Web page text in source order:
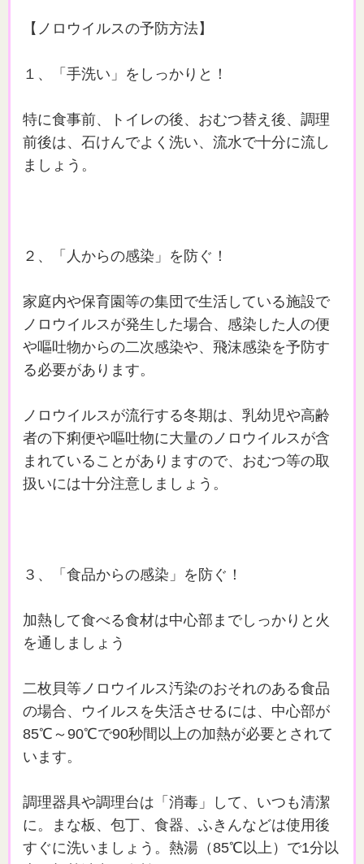
【ノロウイルスの予防方法】
１、「手洗い」をしっかりと！
特に食事前、トイレの後、おむつ替え後、調理
前後は、石けんでよく洗い、流水で十分に流し
ましょう。
２、「人からの感染」を防ぐ！
家庭内や保育園等の集団で生活している施設で
ノロウイルスが発生した場合、感染した人の便
や嘔吐物からの二次感染や、飛沫感染を予防す
る必要があります。
ノロウイルスが流行する冬期は、乳幼児や高齢
者の下痢便や嘔吐物に大量のノロウイルスが含
まれていることがありますので、おむつ等の取
扱いには十分注意しましょう。
３、「食品からの感染」を防ぐ！
加熱して食べる食材は中心部までしっかりと火
を通しましょう
二枚貝等ノロウイルス汚染のおそれのある食品
の場合、ウイルスを失活させるには、中心部が
85℃～90℃で90秒間以上の加熱が必要とされて
います。
調理器具や調理台は「消毒」して、いつも清潔
に。まな板、包丁、食器、ふきんなどは使用後
すぐに洗いましょう。熱湯（85℃以上）で1分以